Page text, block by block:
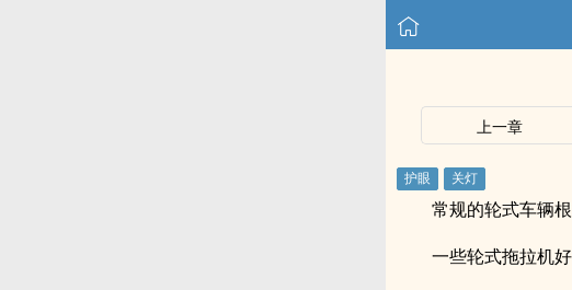
上一章
常规的轮式车辆
一些轮式拖拉机